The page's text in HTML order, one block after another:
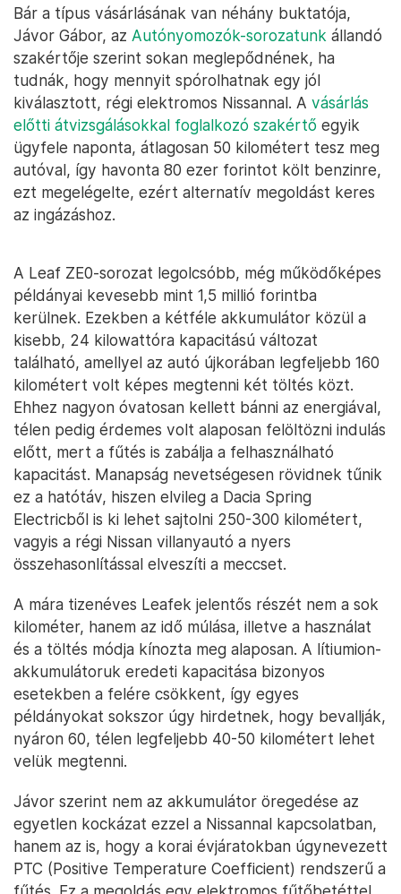
Bár a típus vásárlásának van néhány buktatója,
Jávor Gábor, az Autónyomozók-sorozatunk állandó
szakértője szerint sokan meglepődnének, ha
tudnák, hogy mennyit spórolhatnak egy jól
kiválasztott, régi elektromos Nissannal. A vásárlás
előtti átvizsgálásokkal foglalkozó szakértő egyik
ügyfele naponta, átlagosan 50 kilométert tesz meg
autóval, így havonta 80 ezer forintot költ benzinre,
ezt megelégelte, ezért alternatív megoldást keres
az ingázáshoz.
A Leaf ZE0-sorozat legolcsóbb, még működőképes
példányai kevesebb mint 1,5 millió forintba
kerülnek. Ezekben a kétféle akkumulátor közül a
kisebb, 24 kilowattóra kapacitású változat
található, amellyel az autó újkorában legfeljebb 160
kilométert volt képes megtenni két töltés közt.
Ehhez nagyon óvatosan kellett bánni az energiával,
télen pedig érdemes volt alaposan felöltözni indulás
előtt, mert a fűtés is zabálja a felhasználható
kapacitást. Manapság nevetségesen rövidnek tűnik
ez a hatótáv, hiszen elvileg a Dacia Spring
Electricből is ki lehet sajtolni 250-300 kilométert,
vagyis a régi Nissan villanyautó a nyers
összehasonlítással elveszíti a meccset.
A mára tizenéves Leafek jelentős részét nem a sok
kilométer, hanem az idő múlása, illetve a használat
és a töltés módja kínozta meg alaposan. A lítiumion-
akkumulátoruk eredeti kapacitása bizonyos
esetekben a felére csökkent, így egyes
példányokat sokszor úgy hirdetnek, hogy bevallják,
nyáron 60, télen legfeljebb 40-50 kilométert lehet
velük megtenni.
Jávor szerint nem az akkumulátor öregedése az
egyetlen kockázat ezzel a Nissannal kapcsolatban,
hanem az is, hogy a korai évjáratokban úgynevezett
PTC (Positive Temperature Coefficient) rendszerű a